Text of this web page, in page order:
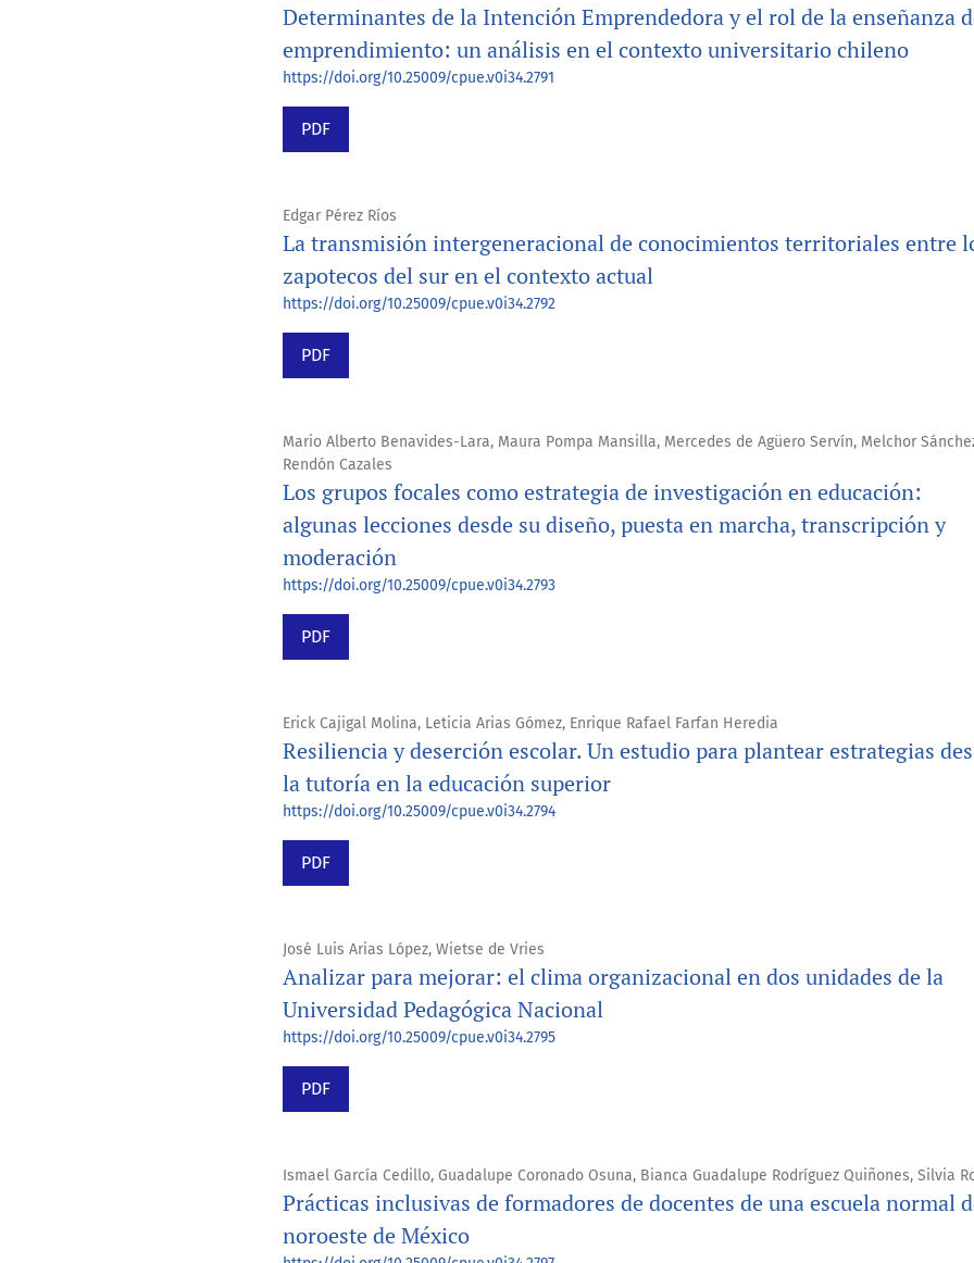
Determinantes de la Intención Emprendedora y el rol de la enseñanza
emprendimiento: un análisis en el contexto universitario chileno
https://doi.org/10.25009/cpue.v0i34.2791
PDF
Edgar Pérez Ríos
La transmisión intergeneracional de conocimientos territoriales entre
zapotecos del sur en el contexto actual
https://doi.org/10.25009/cpue.v0i34.2792
PDF
Mario Alberto Benavides-Lara, Maura Pompa Mansilla, Mercedes de Agüero Servín, Melchor
Rendón Cazales
Los grupos focales como estrategia de investigación en educación:
algunas lecciones desde su diseño, puesta en marcha, transcripción y
moderación
https://doi.org/10.25009/cpue.v0i34.2793
PDF
Erick Cajigal Molina, Leticia Arias Gómez, Enrique Rafael Farfan Heredia
Resiliencia y deserción escolar. Un estudio para plantear estrategias
la tutoría en la educación superior
https://doi.org/10.25009/cpue.v0i34.2794
PDF
José Luis Arias López, Wietse de Vries
Analizar para mejorar: el clima organizacional en dos unidades de la
Universidad Pedagógica Nacional
https://doi.org/10.25009/cpue.v0i34.2795
PDF
Ismael García Cedillo, Guadalupe Coronado Osuna, Bianca Guadalupe Rodríguez Quiñones, Silvia
Prácticas inclusivas de formadores de docentes de una escuela normal
noroeste de México